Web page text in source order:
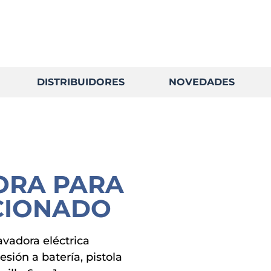
DISTRIBUIDORES NOVEDADES
PARA
eléctrica
a batería, pistola